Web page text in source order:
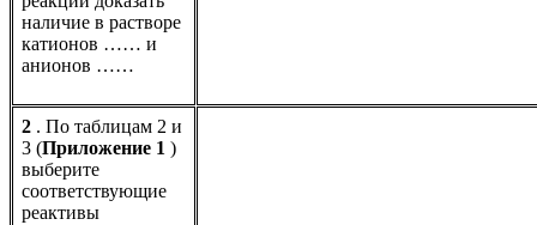
наличие в растворе
катионов …… и
анионов ……
2 . По таблицам 2 и
3 (Приложение 1 )
выберите
соответствующие
реактивы